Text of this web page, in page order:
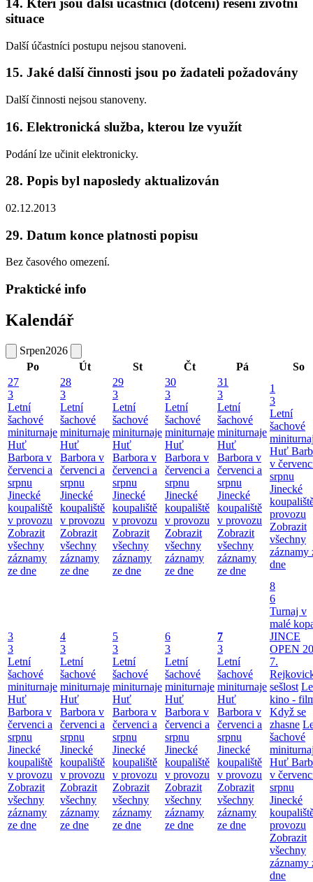
14. Kteří jsou další účastníci (dotčení) řešení životní
situace
Další účastníci postupu nejsou stanoveni.
15. Jaké další činnosti jsou po žadateli požadovány
Další činnosti nejsou stanoveny.
16. Elektronická služba, kterou lze využít
Podání lze učinit elektronicky.
28. Popis byl naposledy aktualizován
02.12.2013
29. Datum konce platnosti popisu
Bez časového omezení.
Praktické info
Kalendář
Srpen2026
Po
Út St Čt Pá
So
27
3
Letní
šachové
miniturnaje
Huť
Barbora v
červenci a
srpnu
Jinecké
koupaliště
v provozu
Zobrazit
všechny
záznamy
ze dne
28
3
Letní
šachové
miniturnaje
Huť
Barbora v
červenci a
srpnu
Jinecké
koupaliště
v provozu
Zobrazit
všechny
záznamy
ze dne
29
3
Letní
šachové
miniturnaje
Huť
Barbora v
červenci a
srpnu
Jinecké
koupaliště
v provozu
Zobrazit
všechny
záznamy
ze dne
30
3
Letní
šachové
miniturnaje
Huť
Barbora v
červenci a
srpnu
Jinecké
koupaliště
v provozu
Zobrazit
všechny
záznamy
ze dne
31
3
Letní
šachové
miniturnaje
Huť
Barbora v
červenci a
srpnu
Jinecké
koupaliště
v provozu
Zobrazit
všechny
záznamy
ze dne
1
3
Letní
šachové
Huť
v
srpnu
Jinecké
provozu
Zobrazit
všechny
záznamy
dne
3
3
Letní
šachové
miniturnaje
Huť
Barbora v
červenci a
srpnu
Jinecké
koupaliště
v provozu
Zobrazit
všechny
záznamy
ze dne
4
3
Letní
šachové
miniturnaje
Huť
Barbora v
červenci a
srpnu
Jinecké
koupaliště
v provozu
Zobrazit
všechny
záznamy
ze dne
5
3
Letní
šachové
miniturnaje
Huť
Barbora v
červenci a
srpnu
Jinecké
koupaliště
v provozu
Zobrazit
všechny
záznamy
ze dne
6
3
Letní
šachové
miniturnaje
Huť
Barbora v
červenci a
srpnu
Jinecké
koupaliště
v provozu
Zobrazit
všechny
záznamy
ze dne
7
3
Letní
šachové
miniturnaje
Huť
Barbora v
červenci a
srpnu
Jinecké
koupaliště
v provozu
Zobrazit
všechny
záznamy
ze dne
8
6
Turnaj v
malé
JINCE
OPEN
7.
sešlost
kino -
Když se
zhasne
šachové
Huť
v
srpnu
Jinecké
provozu
Zobrazit
všechny
záznamy
dne